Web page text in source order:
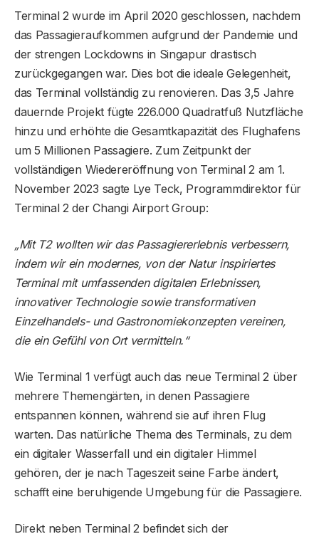
Terminal 2 wurde im April 2020 geschlossen, nachdem
das Passagieraufkommen aufgrund der Pandemie und
der strengen Lockdowns in Singapur drastisch
zurückgegangen war. Dies bot die ideale Gelegenheit,
das Terminal vollständig zu renovieren. Das 3,5 Jahre
dauernde Projekt fügte 226.000 Quadratfuß Nutzfläche
hinzu und erhöhte die Gesamtkapazität des Flughafens
um 5 Millionen Passagiere. Zum Zeitpunkt der
vollständigen Wiedereröffnung von Terminal 2 am 1.
November 2023 sagte Lye Teck, Programmdirektor für
Terminal 2 der Changi Airport Group:
„Mit T2 wollten wir das Passagiererlebnis verbessern,
indem wir ein modernes, von der Natur inspiriertes
Terminal mit umfassenden digitalen Erlebnissen,
innovativer Technologie sowie transformativen
Einzelhandels- und Gastronomiekonzepten vereinen,
die ein Gefühl von Ort vermitteln.“
Wie Terminal 1 verfügt auch das neue Terminal 2 über
mehrere Themengärten, in denen Passagiere
entspannen können, während sie auf ihren Flug
warten. Das natürliche Thema des Terminals, zu dem
ein digitaler Wasserfall und ein digitaler Himmel
gehören, der je nach Tageszeit seine Farbe ändert,
schafft eine beruhigende Umgebung für die Passagiere.
Direkt neben Terminal 2 befindet sich der